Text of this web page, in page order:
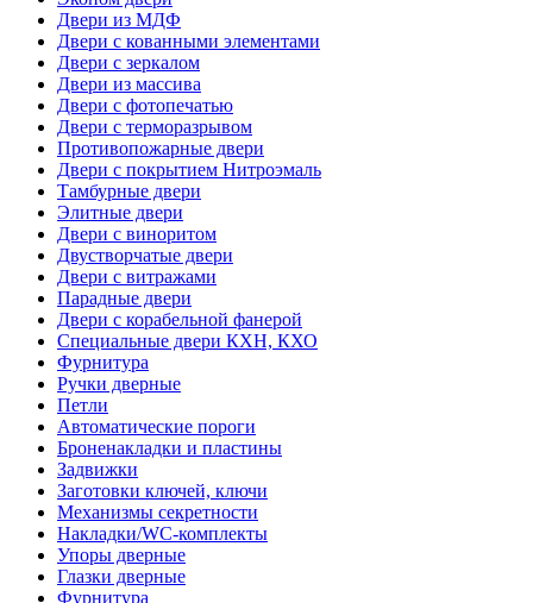
Двери из МДФ
Двери с кованными элементами
Двери с зеркалом
Двери из массива
Двери с фотопечатью
Двери с терморазрывом
Противопожарные двери
Двери с покрытием Нитроэмаль
Тамбурные двери
Элитные двери
Двери с виноритом
Двустворчатые двери
Двери с витражами
Парадные двери
Двери с корабельной фанерой
Специальные двери КХН, КХО
Фурнитура
Ручки дверные
Петли
Автоматические пороги
Броненакладки и пластины
Задвижки
Заготовки ключей, ключи
Механизмы секретности
Накладки/WC-комплекты
Упоры дверные
Глазки дверные
Фурнитура